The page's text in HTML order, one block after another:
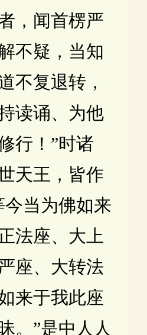
，闻首楞严
不疑，当知
不复退转，
读诵、为他
行！”时诸
天王，皆作
今当为佛如来
法座、大上
座、大转法
来于我此座
。”是中人人